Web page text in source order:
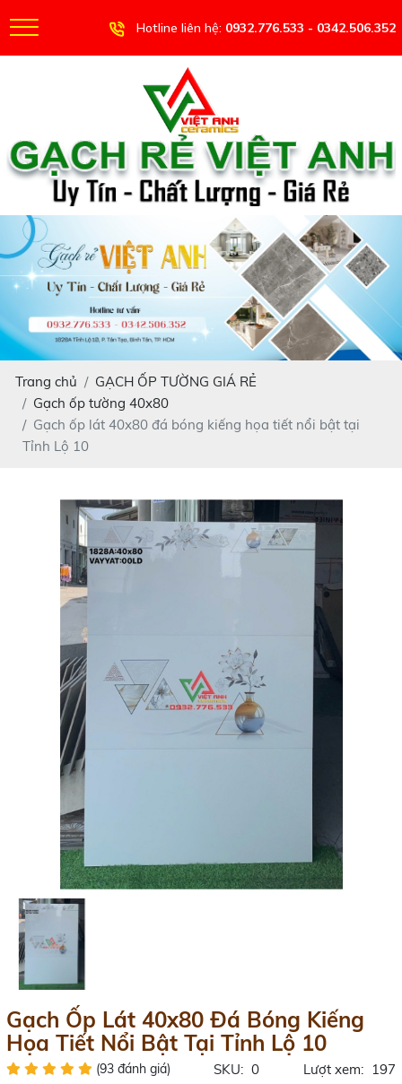
Hotline liên hệ: 0932.776.533 - 0342.506.352
Trang chủ
GẠCH ỐP TƯỜNG GIÁ RẺ
Gạch ốp tường 40x80
Gạch ốp lát 40x80 đá bóng kiếng họa tiết nổi bật tại
Tỉnh Lộ 10
Gạch Ốp Lát 40x80 Đá Bóng Kiếng
Họa Tiết Nổi Bật Tại Tỉnh Lộ 10
(93 đánh giá) SKU: 0 Lượt xem: 197